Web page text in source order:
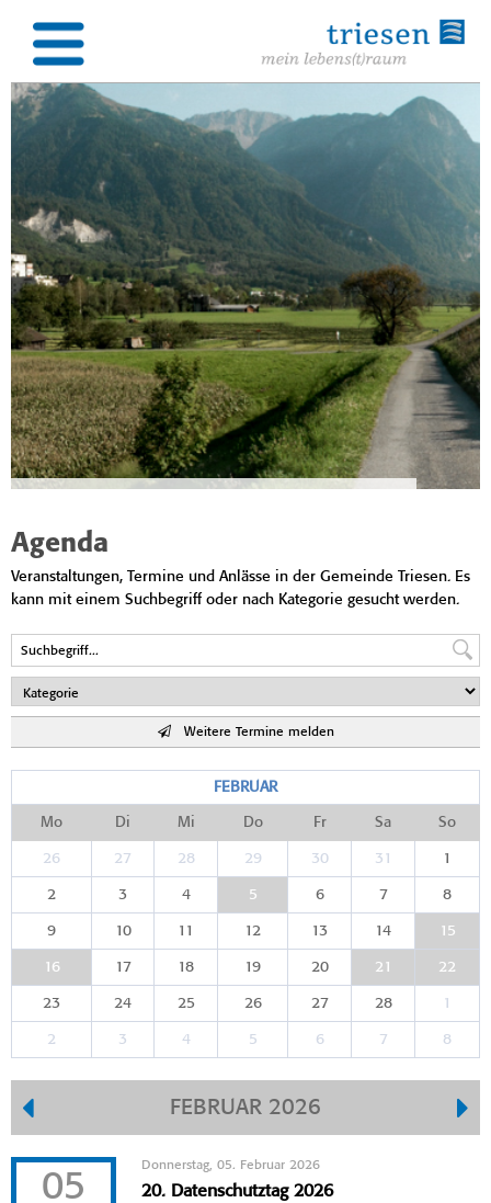
Agenda
Veranstaltungen, Termine und Anlässe in der Gemeinde Triesen. Es
kann mit einem Suchbegriff oder nach Kategorie gesucht werden.
Weitere Termine melden
FEBRUAR
Mo Di Mi Do Fr Sa So
26 27 28 29 30 31 1
2 3 4 5 6 7 8
9 10 11 12 13 14 15
16 17 18 19 20 21 22
23 24 25 26 27 28 1
2 3 4 5 6 7 8
FEBRUAR 2026
05
Donnerstag, 05. Februar 2026
20. Datenschutztag 2026